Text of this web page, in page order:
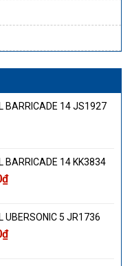
BARRICADE 14 JS1927
BARRICADE 14 KK3834
₫Giá
là:
2.850.000₫.
UBERSONIC 5 JR1736
₫Giá